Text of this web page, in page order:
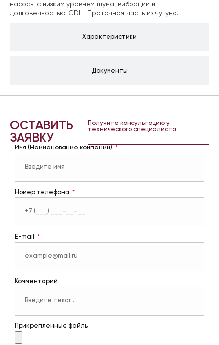
Характеристики
Документы
насосы с низким уровнем шума, вибрации и
долговечностью. CDL -Проточная часть из чугуна.
ОСТАВИТЬ
ЗАЯВКУ
Получите консультацию у
технического специалиста
Имя (Наименование компании)
Номер телефона
E-mail
Комментарий
Прикрепленные файлы